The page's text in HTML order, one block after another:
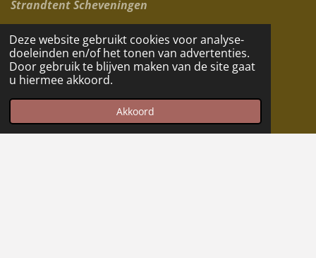
Deze website gebruikt cookies voor analyse-
doeleinden en/of het tonen van advertenties.
Door gebruik te blijven maken van de site gaat
u hiermee akkoord.
Akkoord
Strandtent Scheveningen
StrandFeesten Scheveningen
Cocktail Workshop
Bedrijfs BBQ
bedrijfsfeesten
Bedrijfsuitje Scheveningen
Strandtenten scheveningen